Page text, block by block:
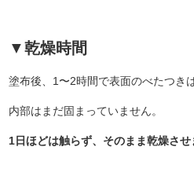
▼乾燥時間
塗布後、1〜2時間で表面のべたつき
内部はまだ固まっていません。
1日ほどは触らず、そのまま乾燥させ